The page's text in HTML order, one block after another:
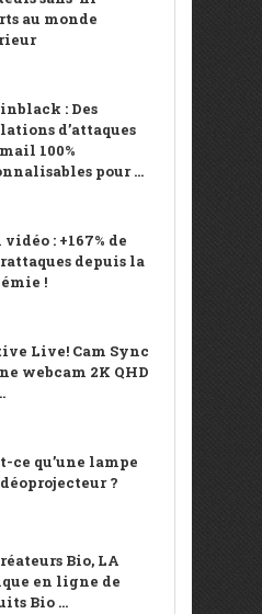
au monde
: Des
d’attaques
100%
pour ...
: +167% de
depuis la
!
Live! Cam Sync
webcam 2K QHD
ce qu’une lampe
?
Bio, LA
en ligne de
Bio ...